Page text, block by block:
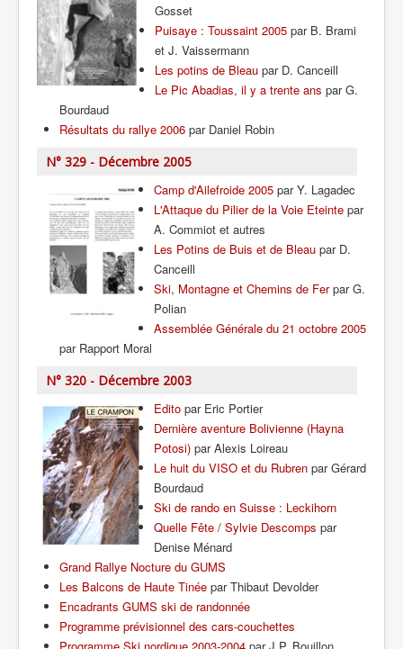
Gosset
Puisaye : Toussaint 2005par B. Brami
et J. Vaissermann
Les potins de Bleaupar D. Canceill
Le Pic Abadias, il y a trente ans par G.
Bourdaud
Résultats du rallye 2006 par Daniel Robin
N° 329 - Décembre 2005
Camp d'Ailefroide 2005 par Y. Lagadec
L'Attaque du Pilier de la Voie Eteinte par
A. Commiot et autres
Les Potins de Buis et de Bleau par D.
Canceill
Ski, Montagne et Chemins de Ferpar G.
Polian
Assemblée Générale du 21 octobre 2005
par Rapport Moral
N° 320 - Décembre 2003
Edito par Eric Portier
Dernière aventure Bolivienne (Hayna
Potosi) par Alexis Loireau
Le huit du VISO et du Rubren par Gérard
Bourdaud
Ski de rando en Suisse : Leckihorn
Quelle Fête / Sylvie Descomps par
Denise Ménard
Grand Rallye Nocture du GUMS
Les Balcons de Haute Tinée par Thibaut Devolder
Encadrants GUMS ski de randonnée
Programme prévisionnel des cars-couchettes
Programme Ski nordique 2003-2004 par J.P. Bouillon